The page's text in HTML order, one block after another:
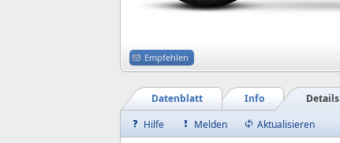
Empfehlen
Details
Info
Datenblatt
Hilfe Melden Aktualisieren